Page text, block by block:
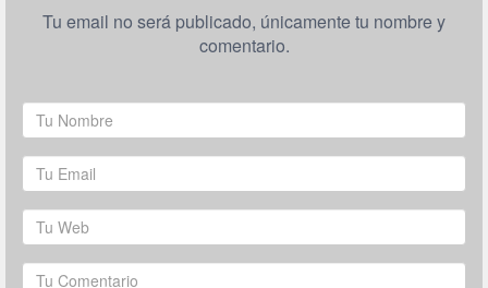
Tu email no será publicado, únicamente tu nombre y
comentario.